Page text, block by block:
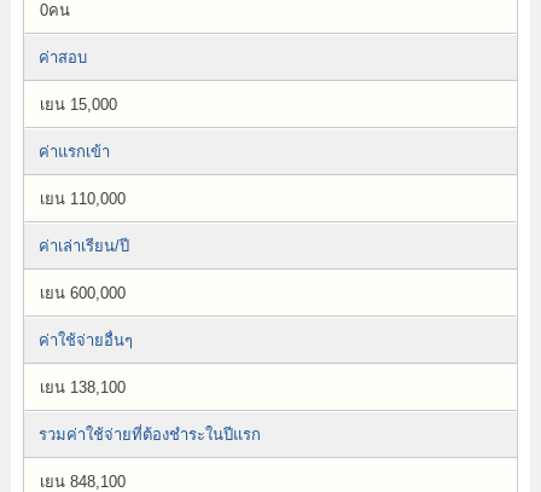
0คน
ค่าสอบ
เยน 15,000
ค่าแรกเข้า
เยน 110,000
ค่าเล่าเรียน/ปี
เยน 600,000
ค่าใช้จ่ายอื่นๆ
เยน 138,100
รวมค่าใช้จ่ายที่ต้องชำระในปีแรก
เยน 848,100